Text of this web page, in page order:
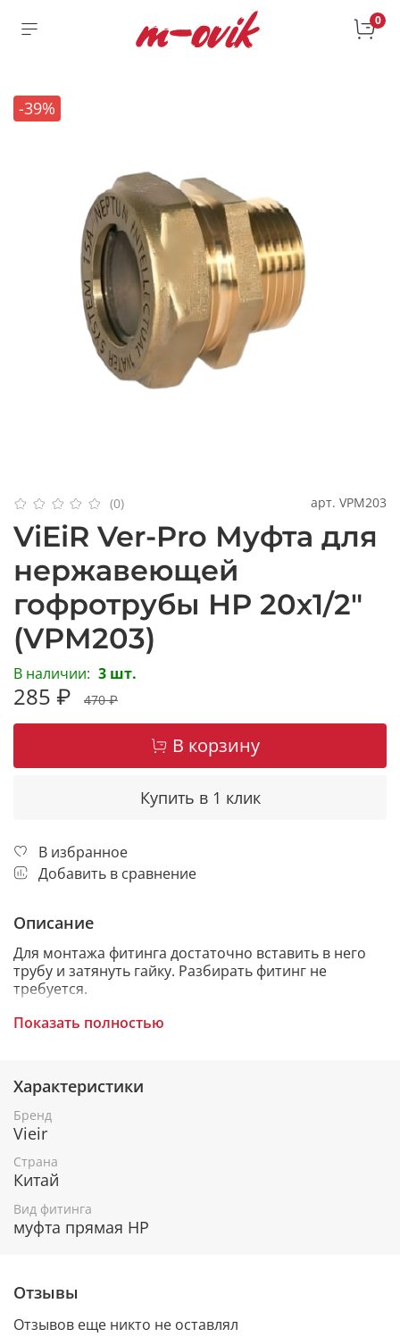
0
-39%
(0) арт. VPM203
ViEiR Ver-Pro Муфта для
нержавеющей
гофротрубы НР 20х1/2"
(VPM203)
В наличии: 3 шт.
285 ₽ 470 ₽
В корзину
Купить в 1 клик
В избранное
Добавить в сравнение
Описание
Для монтажа фитинга достаточно вставить в него
трубу и затянуть гайку. Разбирать фитинг не
требуется.
Фитинги легко собираются и обеспечивают
Фитинги обладают высокой степенью
пылевлагозащиты, они устойчивы к воздействию
высоких и низких температур, огня, искр, и
защищены от грызунов, грибка, и плесени.
Показать полностью
Характеристики
Бренд
Vieir
Страна
Китай
Вид фитинга
муфта прямая НР
Отзывы
Отзывов еще никто не оставлял